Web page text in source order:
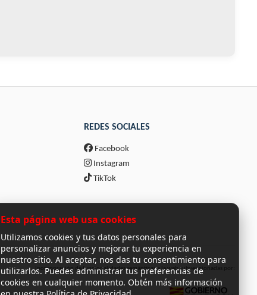
REDES SOCIALES
Facebook
Instagram
TikTok
Incorporación de funcionalidades semánticas a la web subvencionadas por:
Esta página web usa cookies
Utilizamos cookies y tus datos personales para
personalizar anuncios y mejorar tu experiencia en
nuestro sitio. Al aceptar, nos das tu consentimiento para
utilizarlos. Puedes administrar tus preferencias de
cookies en cualquier momento. Obtén más información